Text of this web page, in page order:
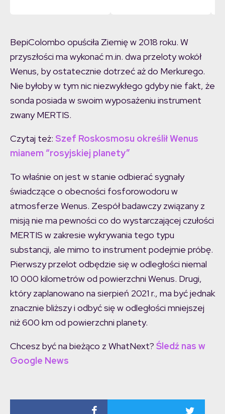
BepiColombo opuściła Ziemię w 2018 roku. W
przyszłości ma wykonać m.in. dwa przeloty wokół
Wenus, by ostatecznie dotrzeć aż do Merkurego.
Nie byłoby w tym nic niezwykłego gdyby nie fakt, że
sonda posiada w swoim wyposażeniu instrument
zwany MERTIS.
Czytaj też: Szef Roskosmosu określił Wenus
mianem “rosyjskiej planety”
To właśnie on jest w stanie odbierać sygnały
świadczące o obecności fosforowodoru w
atmosferze Wenus. Zespół badawczy związany z
misją nie ma pewności co do wystarczającej czułości
MERTIS w zakresie wykrywania tego typu
substancji, ale mimo to instrument podejmie próbę.
Pierwszy przelot odbędzie się w odległości niemal
10 000 kilometrów od powierzchni Wenus. Drugi,
który zaplanowano na sierpień 2021 r., ma być jednak
znacznie bliższy i odbyć się w odległości mniejszej
niż 600 km od powierzchni planety.
Chcesz być na bieżąco z WhatNext? Śledź nas w
Google News